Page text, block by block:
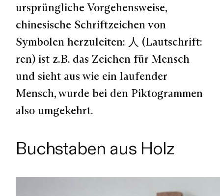
ursprüngliche Vorgehensweise,
chinesische Schriftzeichen von
Symbolen herzuleiten: 人 (Lautschrift:
ren) ist z.B. das Zeichen für Mensch
und sieht aus wie ein laufender
Mensch, wurde bei den Piktogrammen
also umgekehrt.
Buchstaben aus Holz